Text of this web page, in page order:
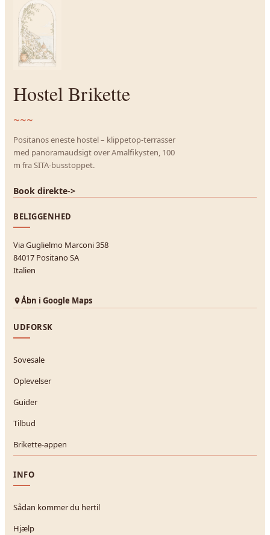
Hostel Brikette
~~~
Positanos eneste hostel – klippetop-terrasser
med panoramaudsigt over Amalfikysten, 100
m fra SITA-busstoppet.
Book direkte->
BELIGGENHED
Via Guglielmo Marconi 358
84017 Positano SA
Italien
Åbn i Google Maps
UDFORSK
Sovesale
Oplevelser
Guider
Tilbud
Brikette-appen
INFO
Sådan kommer du hertil
Hjælp